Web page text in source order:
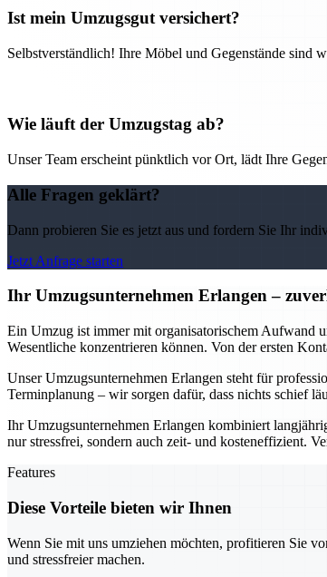
Ist mein Umzugsgut versichert?
Selbstverständlich! Ihre Möbel und Gegenstände sind
Wie läuft der Umzugstag ab?
Unser Team erscheint pünktlich vor Ort, lädt Ihre
Alle Fragen geklärt?
Dann probieren Sie es jetzt aus und fordern Sie Ihr
Jetzt Anfrage starten
Ihr Umzugsunternehmen Erlangen –
Ein Umzug ist immer mit organisatorischem Aufwand
Wesentliche konzentrieren können. Von der ersten
Unser Umzugsunternehmen Erlangen steht für
Terminplanung – wir sorgen dafür, dass nichts schief
Ihr Umzugsunternehmen Erlangen kombiniert
nur stressfrei, sondern auch zeit- und kosteneffizient.
Features
Diese Vorteile bieten wir Ihnen
Wenn Sie mit uns umziehen möchten, profitieren Sie
und stressfreier machen.